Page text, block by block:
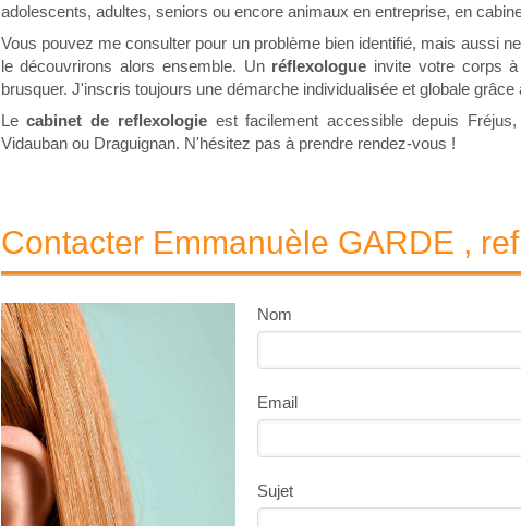
adolescents, adultes, seniors ou encore animaux en entreprise, en
Vous pouvez me consulter pour un problème bien identifié, mais aussi
le découvrirons alors ensemble. Un réflexologue invite votre corps
brusquer. J'inscris toujours une démarche individualisée et globale
Lecabinet de reflexologieest facilement accessible depuis
Vidauban ou Draguignan. N'hésitez pas à prendre rendez-vous !
Contacter Emmanuèle GARDE ,
Nom
Email
Sujet